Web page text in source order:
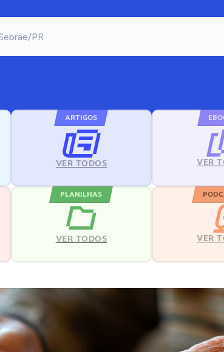
ARTIGOS
VER TODOS VER
PLANILHAS
VER TODOS VER